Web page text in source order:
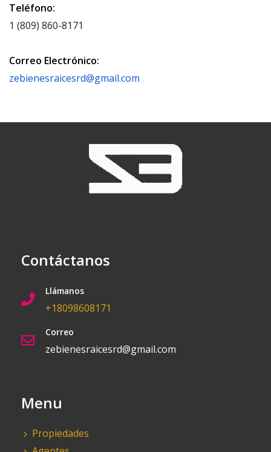
Teléfono:
1 (809) 860-8171
Correo Electrónico:
zebienesraicesrd@gmail.com
Contáctanos
Llámanos
+18098608171
Correo
zebienesraicesrd@gmail.com
Menu
Propiedades